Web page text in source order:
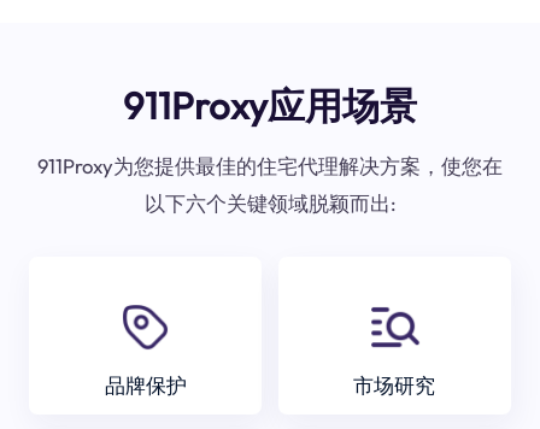
911Proxy应用场景
911Proxy为您提供最佳的住宅代理解决方案，使您在
以下六个关键领域脱颖而出:
品牌保护 市场研究